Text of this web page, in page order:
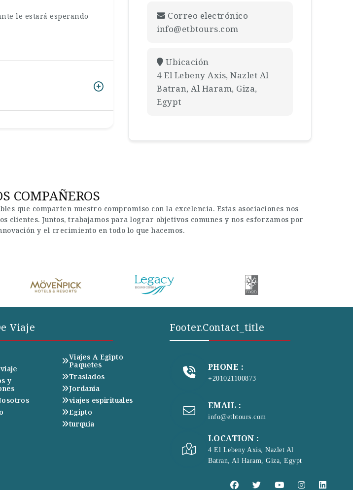
le estará esperando
Correo electrónico
info@etbtours.com
Ubicación
4 El Lebeny Axis, Nazlet Al
Batran, Al Haram, Giza,
Egypt
COMPAÑEROS
que comparten nuestro compromiso con la excelencia. Estas asociaciones nos
Juntos, trabajamos para lograr objetivos comunes y nos esforzamos por
y el crecimiento en todo lo que hacemos.
Viaje
y
Viajes A Egipto
Paquetes
Traslados
Jordania
viajes espirituales
Egipto
turquia
Footer.contact_title
PHONE :
+201021100873
EMAIL :
info@etbtours.com
LOCATION :
4 El Lebeny Axis, Nazlet Al
Batran, Al Haram, Giza, Egypt